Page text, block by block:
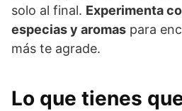
solo al final. Experimenta
especias y aromas para
más te agrade.
Lo que tienes